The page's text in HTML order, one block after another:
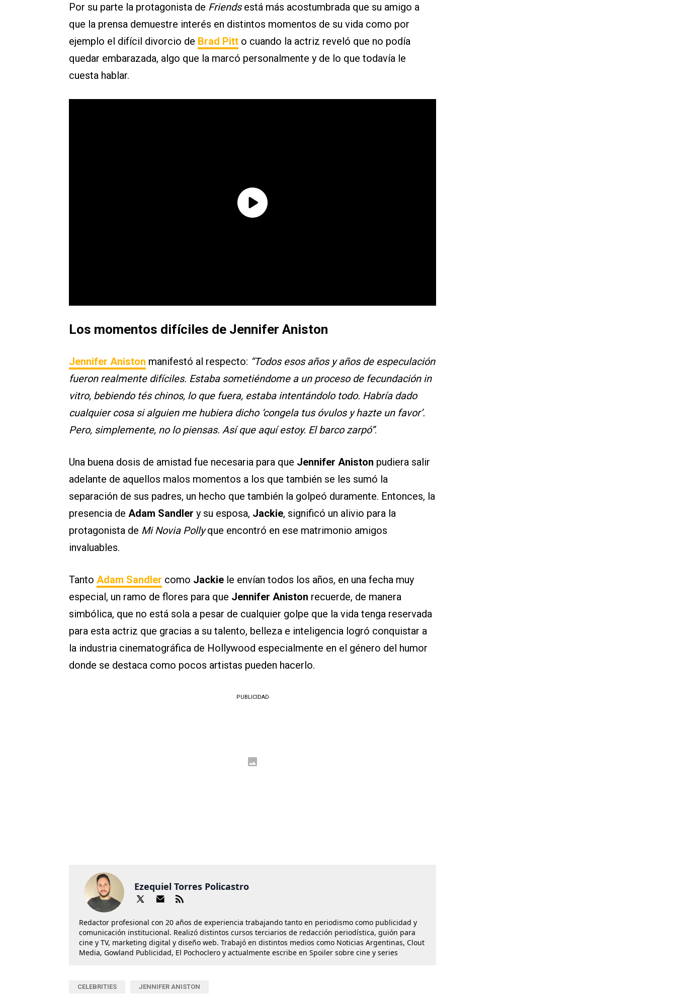
Por su parte la protagonista de Friendsestá más acostumbrada que su amigo a
que la prensa demuestre interés en distintos momentos de su vida como por
ejemplo el difícil divorcio de Brad Pitt o cuando la actriz reveló que no podía
quedar embarazada, algo que la marcó personalmente y de lo que todavía le
cuesta hablar.
Los momentos difíciles de Jennifer Aniston
Jennifer Aniston manifestó al respecto: “Todos esos años y años de especulación
fueron realmente difíciles. Estaba sometiéndome a un proceso de fecundación in
vitro, bebiendo tés chinos, lo que fuera, estaba intentándolo todo. Habría dado
cualquier cosa si alguien me hubiera dicho ‘congela tus óvulos y hazte un favor’.
Pero, simplemente, no lo piensas. Así que aquí estoy. El barco zarpó”.
Una buena dosis de amistad fue necesaria para que Jennifer Aniston pudiera salir
adelante de aquellos malos momentos a los que también se les sumó la
separación de sus padres, un hecho que también la golpeó duramente. Entonces, la
presencia de Adam Sandler y su esposa, Jackie, significó un alivio para la
protagonista de Mi Novia Pollyque encontró en ese matrimonio amigos
invaluables.
Tanto Adam Sandler como Jackie le envían todos los años, en una fecha muy
especial, un ramo de flores para que Jennifer Aniston recuerde, de manera
simbólica, que no está sola a pesar de cualquier golpe que la vida tenga reservada
para esta actriz que gracias a su talento, belleza e inteligencia logró conquistar a
la industria cinematográfica de Hollywood especialmente en el género del humor
donde se destaca como pocos artistas pueden hacerlo.
PUBLICIDAD
Ezequiel Torres Policastro
Redactor profesional con 20 años de experiencia trabajando tanto en periodismo como publicidad y
comunicación institucional. Realizó distintos cursos terciarios de redacción periodística, guión para
cine y TV, marketing digital y diseño web. Trabajó en distintos medios como Noticias Argentinas, Clout
Media, Gowland Publicidad, El Pochoclero y actualmente escribe en Spoiler sobre cine y series
CELEBRITIES JENNIFER ANISTON